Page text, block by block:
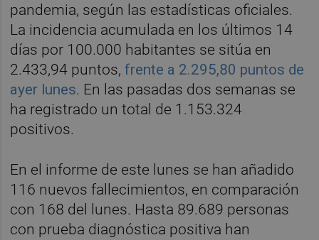
pandemia, según las estadísticas oficiales.
La incidencia acumulada en los últimos 14
días por 100.000 habitantes se sitúa en
2.433,94 puntos,frente a 2.295,80 puntos de
ayer lunes. En las pasadas dos semanas se
ha registrado un total de 1.153.324
positivos.
En el informe de este lunes se han añadido
116 nuevos fallecimientos, en comparación
con 168 del lunes. Hasta 89.689 personas
con prueba diagnóstica positiva han